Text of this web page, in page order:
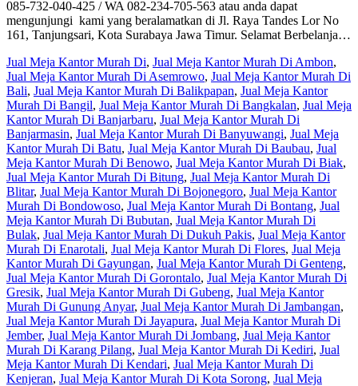
085-732-040-425 / WA 082-234-705-563 atau anda dapat
mengunjungi kami yang beralamatkan di Jl. Raya Tandes Lor No
161, Tanjungsari, Kota Surabaya Jawa Timur. Selamat Berbelanja…
Jual Meja Kantor Murah Di, Jual Meja Kantor Murah Di Ambon,
Jual Meja Kantor Murah Di Asemrowo, Jual Meja Kantor Murah Di
Bali, Jual Meja Kantor Murah Di Balikpapan, Jual Meja Kantor
Murah Di Bangil, Jual Meja Kantor Murah Di Bangkalan, Jual Meja
Kantor Murah Di Banjarbaru, Jual Meja Kantor Murah Di
Banjarmasin, Jual Meja Kantor Murah Di Banyuwangi, Jual Meja
Kantor Murah Di Batu, Jual Meja Kantor Murah Di Baubau, Jual
Meja Kantor Murah Di Benowo, Jual Meja Kantor Murah Di Biak,
Jual Meja Kantor Murah Di Bitung, Jual Meja Kantor Murah Di
Blitar, Jual Meja Kantor Murah Di Bojonegoro, Jual Meja Kantor
Murah Di Bondowoso, Jual Meja Kantor Murah Di Bontang, Jual
Meja Kantor Murah Di Bubutan, Jual Meja Kantor Murah Di
Bulak, Jual Meja Kantor Murah Di Dukuh Pakis, Jual Meja Kantor
Murah Di Enarotali, Jual Meja Kantor Murah Di Flores, Jual Meja
Kantor Murah Di Gayungan, Jual Meja Kantor Murah Di Genteng,
Jual Meja Kantor Murah Di Gorontalo, Jual Meja Kantor Murah Di
Gresik, Jual Meja Kantor Murah Di Gubeng, Jual Meja Kantor
Murah Di Gunung Anyar, Jual Meja Kantor Murah Di Jambangan,
Jual Meja Kantor Murah Di Jayapura, Jual Meja Kantor Murah Di
Jember, Jual Meja Kantor Murah Di Jombang, Jual Meja Kantor
Murah Di Karang Pilang, Jual Meja Kantor Murah Di Kediri, Jual
Meja Kantor Murah Di Kendari, Jual Meja Kantor Murah Di
Kenjeran, Jual Meja Kantor Murah Di Kota Sorong, Jual Meja